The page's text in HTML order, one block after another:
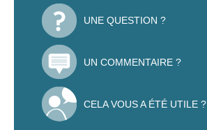
UNE QUESTION ?
UN COMMENTAIRE ?
CELA VOUS A ÉTÉ UTILE ?